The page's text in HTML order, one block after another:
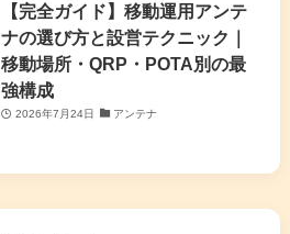
【完全ガイド】移動運用アンテ
ナの選び方と設営テクニック｜
移動場所・QRP・POTA別の最
強構成
2026年7月24日 アンテナ